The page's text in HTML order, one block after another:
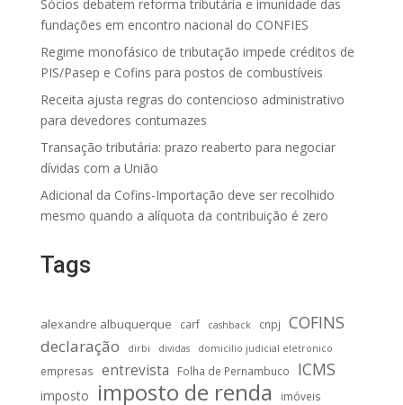
Sócios debatem reforma tributária e imunidade das
fundações em encontro nacional do CONFIES
Regime monofásico de tributação impede créditos de
PIS/Pasep e Cofins para postos de combustíveis
Receita ajusta regras do contencioso administrativo
para devedores contumazes
Transação tributária: prazo reaberto para negociar
dívidas com a União
Adicional da Cofins-Importação deve ser recolhido
mesmo quando a alíquota da contribuição é zero
Tags
alexandre albuquerque carf cashback cnpj COFINS
declaração dirbi dividas domicilio judicial eletronico
empresas entrevista Folha de Pernambuco ICMS
imposto imposto de renda imóveis